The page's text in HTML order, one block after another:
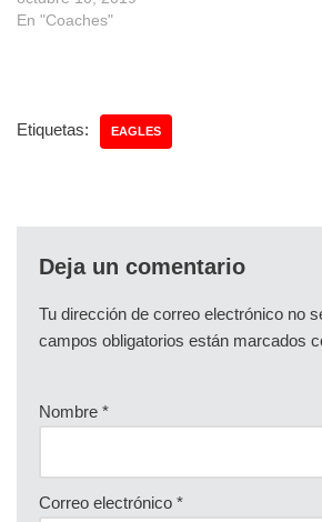
En "Coaches"
Etiquetas: EAGLES
Deja un comentario
Tu dirección de correo electrónico no
campos obligatorios están marcados
Nombre *
Correo electrónico *